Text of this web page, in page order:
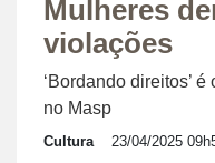
Mulheres
violações
‘Bordando direitos’
no Masp
Cultura 23/04/2025